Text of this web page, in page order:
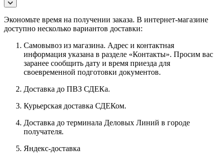
Экономьте время на получении заказа. В интернет-магазине
доступно несколько вариантов доставки:
Самовывоз из магазина. Адрес и контактная
информация указана в разделе «Контакты». Просим вас
заранее сообщить дату и время приезда для
своевременной подготовки документов.
Доставка до ПВЗ СДЕКа.
Курьерская доставка СДЕКом.
Доставка до терминала Деловых Линий в городе
получателя.
Яндекс-доставка